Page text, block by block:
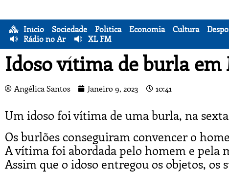
Início Sociedade Política Economia Cultura
Rádio no Ar
XL FM
Idoso vítima de burla
Angélica Santos Janeiro 9, 2023 10:41
Um idoso foi vítima de uma burla, na
Os burlões conseguiram convencer o
A vítima foi abordada pelo homem e pela
Assim que o idoso entregou os objetos,